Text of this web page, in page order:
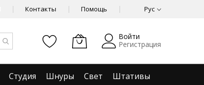
Контакты Помощь Рус
Войти
Регистрация
Студия Шнуры Свет
Штативы